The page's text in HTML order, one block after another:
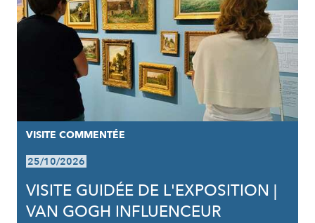
VISITE COMMENTÉE
25/10/2026
VISITE GUIDÉE DE L'EXPOSITION |
VAN GOGH INFLUENCEUR